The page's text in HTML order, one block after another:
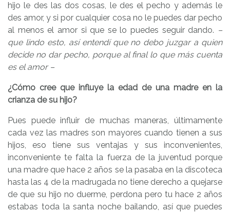
hijo le des las dos cosas, le des el pecho y además le
des amor, y si por cualquier cosa no le puedes dar pecho
al menos el amor si que se lo puedes seguir dando. –
que lindo esto, así entendí que no debo juzgar a quien
decide no dar pecho, porque al final lo que más cuenta
es el amor –
¿Cómo cree que influye la edad de una madre en la
crianza de su hijo?
Pues puede influir de muchas maneras, últimamente
cada vez las madres son mayores cuando tienen a sus
hijos, eso tiene sus ventajas y sus inconvenientes,
inconveniente te falta la fuerza de la juventud porque
una madre que hace 2 años se la pasaba en la discoteca
hasta las 4 de la madrugada no tiene derecho a quejarse
de que su hijo no duerme, perdona pero tu hace 2 años
estabas toda la santa noche bailando, así que puedes